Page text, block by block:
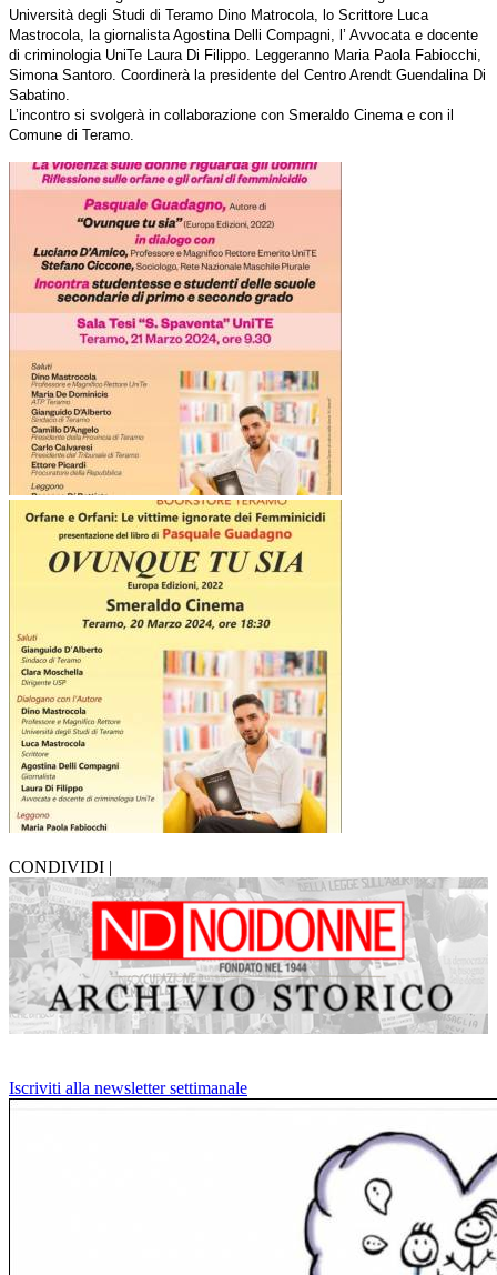
Università degli Studi di Teramo Dino Matrocola, lo Scrittore Luca
Mastrocola, la giornalista Agostina Delli Compagni, l’ Avvocata e docente
di criminologia UniTe Laura Di Filippo. Leggeranno Maria Paola Fabiocchi,
Simona Santoro. Coordinerà la presidente del Centro Arendt Guendalina Di
Sabatino.
L’incontro si svolgerà in collaborazione con Smeraldo Cinema e con il
Comune di Teramo.
CONDIVIDI |
Iscriviti alla newsletter settimanale